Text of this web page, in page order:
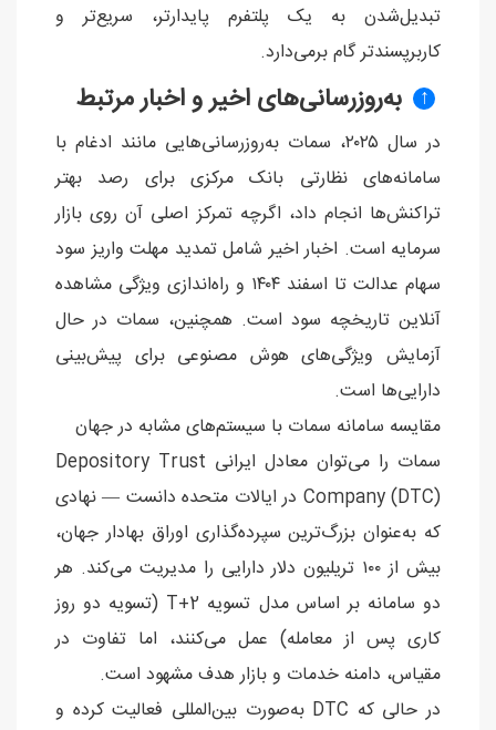
تبدیل‌شدن به یک پلتفرم پایدارتر، سریع‌تر و
کاربرپسندتر گام برمی‌دارد.
↑ به‌روزرسانی‌های اخیر و اخبار مرتبط
در سال ۲۰۲۵، سمات به‌روزرسانی‌هایی مانند ادغام با
سامانه‌های نظارتی بانک مرکزی برای رصد بهتر
تراکنش‌ها انجام داد، اگرچه تمرکز اصلی آن روی بازار
سرمایه است. اخبار اخیر شامل تمدید مهلت واریز سود
سهام عدالت تا اسفند ۱۴۰۴ و راه‌اندازی ویژگی مشاهده
آنلاین تاریخچه سود است. همچنین، سمات در حال
آزمایش ویژگی‌های هوش مصنوعی برای پیش‌بینی
دارایی‌ها است.
مقایسه سامانه سمات با سیستم‌های مشابه در جهان
سمات را می‌توان معادل ایرانی Depository Trust
Company (DTC) در ایالات متحده دانست — نهادی
که به‌عنوان بزرگ‌ترین سپرده‌گذاری اوراق بهادار جهان،
بیش از ۱۰۰ تریلیون دلار دارایی را مدیریت می‌کند. هر
دو سامانه بر اساس مدل تسویه T+2 (تسویه دو روز
کاری پس از معامله) عمل می‌کنند، اما تفاوت در
مقیاس، دامنه خدمات و بازار هدف مشهود است.
در حالی که DTC به‌صورت بین‌المللی فعالیت کرده و